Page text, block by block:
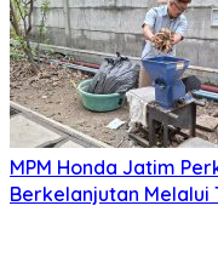
MPM Honda Jatim
Berkelanjutan Melalui